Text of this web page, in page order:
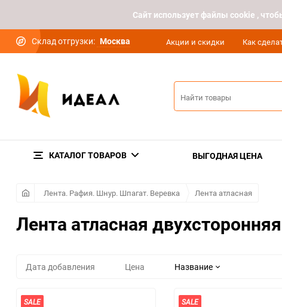
Cайт использует файлы cookie ,
Склад отгрузки: Москва Акции и скидки Как
КАТАЛОГ ТОВАРОВ ВЫГОДНАЯ ЦЕНА
Лента. Рафия. Шнур. Шпагат. Веревка Лента атласная
Лента атласная двухсторонняя
Дата добавления Цена Название
SALE SALE